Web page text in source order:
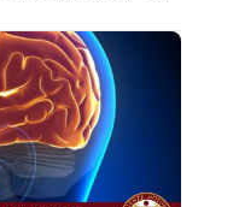
Ma quanto e che
Una
un gruppo